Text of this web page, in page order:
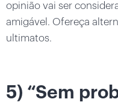
opinião vai ser
amigável. Ofereça
ultimatos.
5) “Sem